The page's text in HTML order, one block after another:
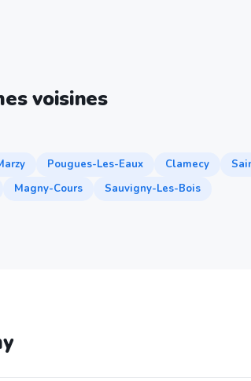
voisines
Pougues-Les-Eaux Clamecy
Magny-Cours Sauvigny-Les-Bois